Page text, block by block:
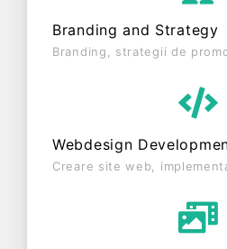
Branding and Strategy
Branding, strategii de
Webdesign
Creare site web,